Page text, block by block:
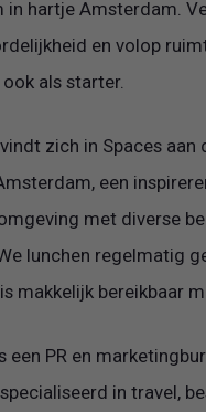
hartje Amsterdam.
en volop
als starter.
zich in Spaces aan
een
met diverse
lunchen regelmatig
makkelijk bereikbaar
een PR en
in travel,